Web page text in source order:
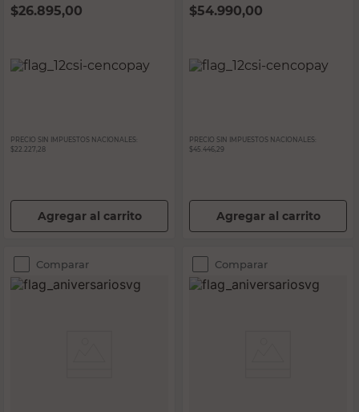
$26.895,00
PRECIO SIN IMPUESTOS NACIONALES:
$22.227,28
Agregar al carrito
$54.990,00
PRECIO SIN IMPUESTOS NACIONALES:
$45.446,29
Agregar al carrito
Comparar Comparar